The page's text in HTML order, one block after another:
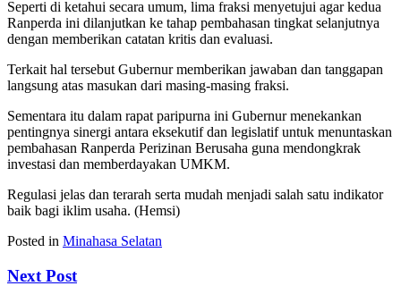
Seperti di ketahui secara umum, lima fraksi menyetujui agar kedua
Ranperda ini dilanjutkan ke tahap pembahasan tingkat selanjutnya
dengan memberikan catatan kritis dan evaluasi.
Terkait hal tersebut Gubernur memberikan jawaban dan tanggapan
langsung atas masukan dari masing-masing fraksi.
Sementara itu dalam rapat paripurna ini Gubernur menekankan
pentingnya sinergi antara eksekutif dan legislatif untuk menuntaskan
pembahasan Ranperda Perizinan Berusaha guna mendongkrak
investasi dan memberdayakan UMKM.
Regulasi jelas dan terarah serta mudah menjadi salah satu indikator
baik bagi iklim usaha. (Hemsi)
Posted in Minahasa Selatan
Next Post